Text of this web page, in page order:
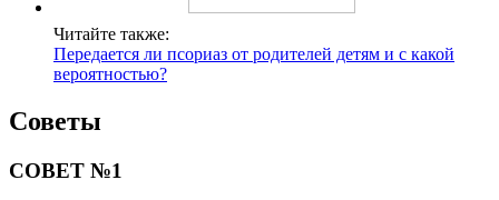
Читайте также:
Передается ли псориаз от родителей детям и с какой
вероятностью?
Советы
СОВЕТ №1